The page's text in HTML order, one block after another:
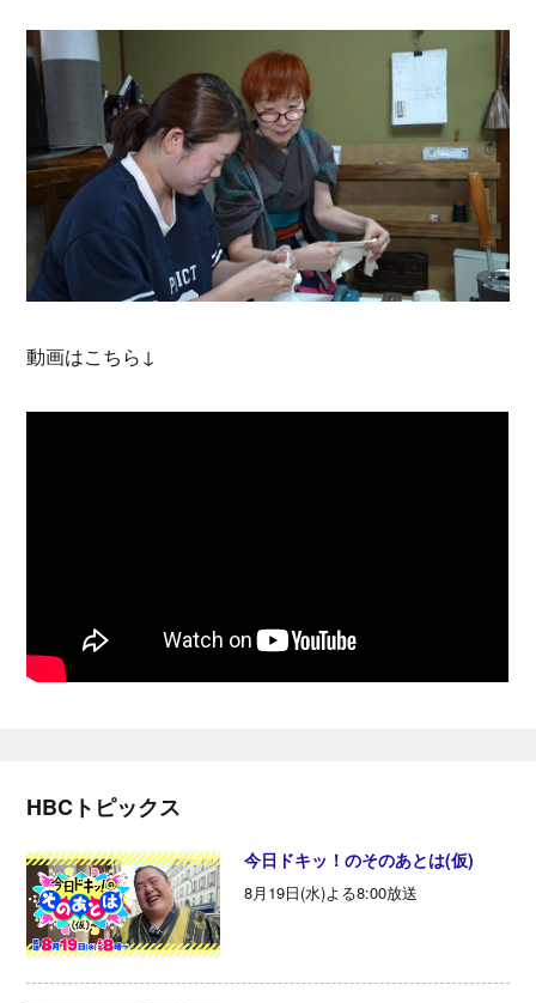
動画はこちら↓
HBCトピックス
今日ドキッ！のそのあとは(仮)
8月19日(水)よる8:00放送